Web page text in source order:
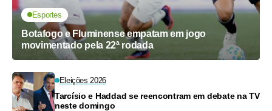
Esportes
Botafogo e Fluminense empatam em jogo
movimentado pela 22ª rodada
Eleições 2026
Tarcísio e Haddad se reencontram em debate na TV
neste domingo